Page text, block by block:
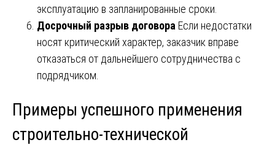
эксплуатацию в запланированные сроки.
Досрочный разрыв договора Если недостатки
носят критический характер, заказчик вправе
отказаться от дальнейшего сотрудничества с
подрядчиком.
Примеры успешного применения
строительно-технической